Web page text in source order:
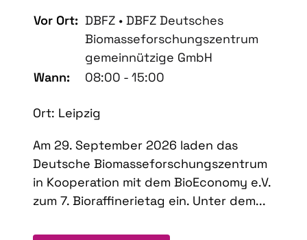
Vor Ort: DBFZ • DBFZ Deutsches
Biomasseforschungszentrum
gemeinnützige GmbH
Wann:
08:00 - 15:00
Ort: Leipzig
Am 29. September 2026 laden das
Deutsche Biomasseforschungszentrum
in Kooperation mit dem BioEconomy e.V.
zum 7. Bioraffinerietag ein. Unter dem...